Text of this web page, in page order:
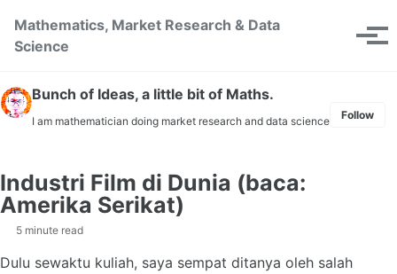
Mathematics, Market Research & Data
Science
Toggle
Bunch of Ideas, a little bit of Maths.
I am mathematician doing market research and data science Follow
Industri Film di Dunia (baca:
Amerika Serikat)
5 minute read
Dulu sewaktu kuliah, saya sempat ditanya oleh salah